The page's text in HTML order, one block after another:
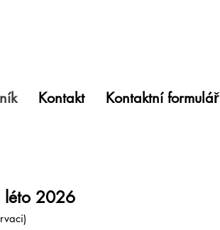
Kontakt Kontaktní formulář
léto 2026